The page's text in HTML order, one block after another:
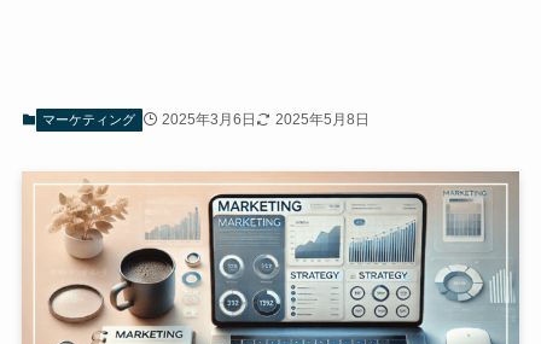
マーケティング 2025年3月6日 2025年5月8日